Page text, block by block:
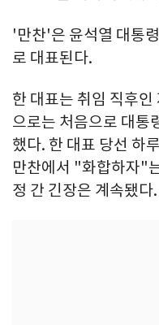
'만찬'은 윤석열 대통
로 대표된다.
한 대표는 취임 직후
으로는 처음으로 대통
했다. 한 대표 당선 하
만찬에서 "화합하자"
정 간 긴장은 계속됐다.